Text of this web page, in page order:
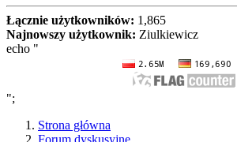
Łącznie użytkowników: 1,865
Najnowszy użytkownik: Ziulkiewicz
echo "
";
Strona główna